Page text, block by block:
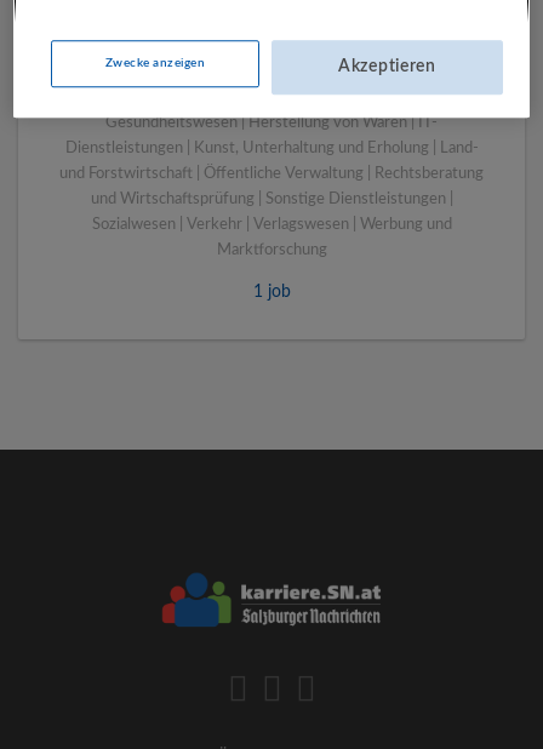
Bergheim bei Salzburg
Bau | Beherbergung und Gastronomie | Einzelhandel |
Energieversorgung | Finanz- und Versicherungsleistungen |
Gesundheitswesen | Herstellung von Waren | IT-
Dienstleistungen | Kunst, Unterhaltung und Erholung | Land-
und Forstwirtschaft | Öffentliche Verwaltung | Rechtsberatung
und Wirtschaftsprüfung | Sonstige Dienstleistungen |
Sozialwesen | Verkehr | Verlagswesen | Werbung und
Marktforschung
1 job
Zwecke anzeigen Akzeptieren